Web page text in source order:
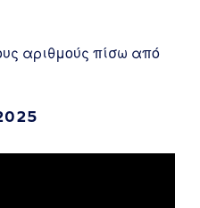
αριθμούς πίσω από